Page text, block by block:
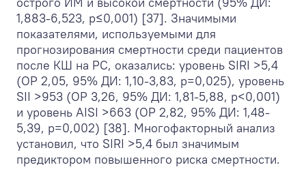
1,883-6,523, p≤0,001) [37]. Значимыми
показателями, используемыми для
прогнозирования смертности среди пациентов
после КШ на РС, оказались: уровень SIRI >5,4
(ОР 2,05, 95% ДИ: 1,10-3,83, p=0,025), уровень
SII >953 (ОР 3,26, 95% ДИ: 1,81-5,88, p<0,001)
и уровень AISI >663 (ОР 2,82, 95% ДИ: 1,48-
5,39, p=0,002) [38]. Многофакторный анализ
установил, что SIRI >5,4 был значимым
предиктором повышенного риска смертности.